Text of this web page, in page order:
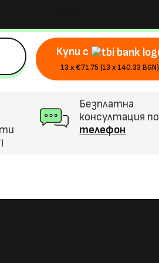
Купи с
13 x €71.75 (13 x 140.33 BGN)
Безплатна
консултация по
телефон